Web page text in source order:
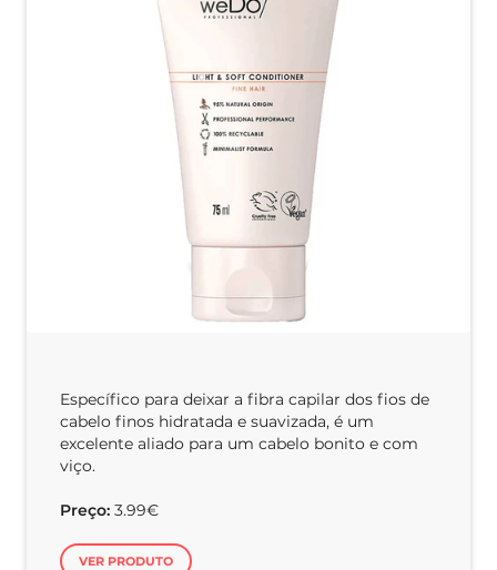
Específico para deixar a fibra capilar dos fios de
cabelo finos hidratada e suavizada, é um
excelente aliado para um cabelo bonito e com
viço.
Preço: 3.99€
VER PRODUTO